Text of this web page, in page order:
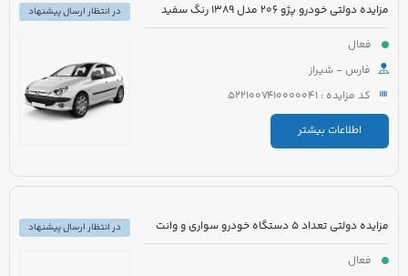
مزایده دولتی خودرو پژو 206 مدل 1389 رنگ سفید
فعال
فارس - شیراز
کد مزایده : 5221007410000041
اطلاعات بیشتر
در انتظار ارسال پیشنهاد
مزایده دولتی تعداد 5 دستگاه خودرو سواری و وانت
فعال
در انتظار ارسال پیشنهاد